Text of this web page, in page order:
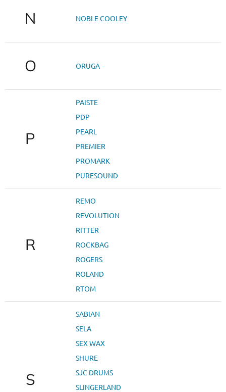
N NOBLE COOLEY
O ORUGA
P
PAISTE
PDP
PEARL
PREMIER
PROMARK
PURESOUND
R
REMO
REVOLUTION
RITTER
ROCKBAG
ROGERS
ROLAND
RTOM
S
SABIAN
SELA
SEX WAX
SHURE
SJC DRUMS
SLINGERLAND